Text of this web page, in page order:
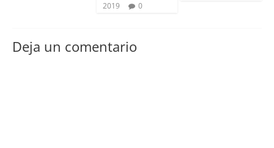
2019
0
Deja un comentario